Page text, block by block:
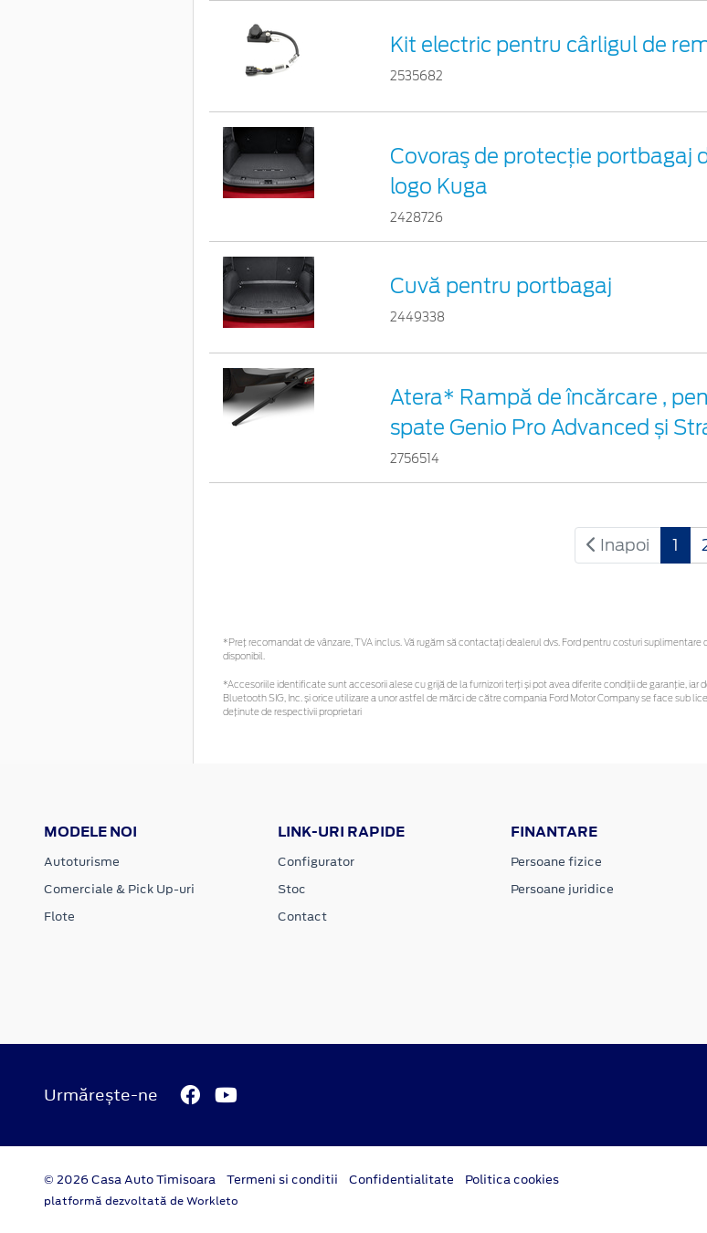
Kit electric pentru cârligul de
2535682
Covoraş de protecţie portbagaj
logo Kuga
2428726
Cuvă pentru portbagaj
2449338
Atera* Rampă de încărcare ,
spate Genio Pro Advanced și
2756514
Inapoi 1
*Preţ recomandat de vânzare, TVA inclus. Vă rugăm să contactaţi dealerul dvs. Ford pentru costuri
disponibil.
*Accesoriile identificate sunt accesorii alese cu grijă de la furnizori terți și pot avea diferite condiții de garanție,
Bluetooth SIG, Inc. și orice utilizare a unor astfel de mărci de către compania Ford Motor Company se face
deținute de respectivii proprietari
MODELE NOI
Autoturisme
Comerciale & Pick Up-uri
Flote
LINK-URI RAPIDE
Configurator
Stoc
Contact
FINANTARE
Persoane fizice
Persoane juridice
Urmărește-ne
© 2026 Casa Auto Timisoara Termeni si conditii Confidentialitate Politica cookies
platformă dezvoltată de Workleto